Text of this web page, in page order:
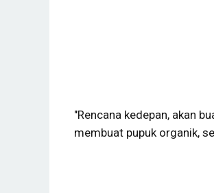
"Rencana kedepan, akan
membuat pupuk organik,